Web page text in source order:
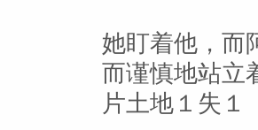
她盯着他，而
而谨慎地站立
片土地１失１